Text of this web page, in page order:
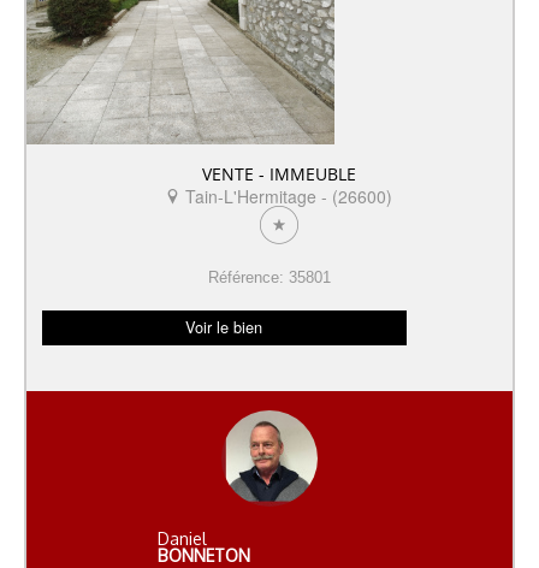
VENTE - IMMEUBLE
Tain-L'Hermitage - (26600)
Référence: 35801
Voir le bien
Daniel
BONNETON